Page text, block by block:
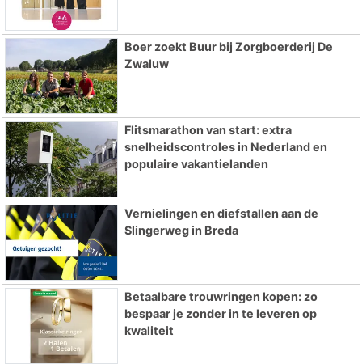
Boer zoekt Buur bij Zorgboerderij De
Zwaluw
Flitsmarathon van start: extra
snelheidscontroles in Nederland en
populaire vakantielanden
Vernielingen en diefstallen aan de
Slingerweg in Breda
Betaalbare trouwringen kopen: zo
bespaar je zonder in te leveren op
kwaliteit